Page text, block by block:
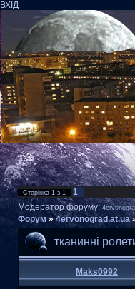
ВХІД
Сторінка 1 з 1
1
Модератор форуму:
Форум » 4ervonograd.at.ua
тканинні
Maks0992